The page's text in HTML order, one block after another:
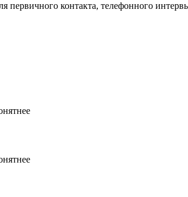
первичного контакта, телефонного